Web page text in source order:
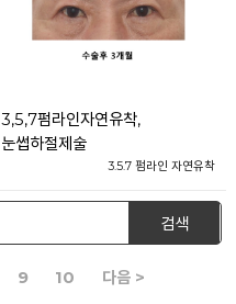
3,5,7펌라인자연유착,
눈썹하절제술
3.5.7 펌라인 자연유착
검색
9 10 다음 >